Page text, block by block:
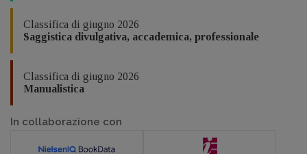
Classifica di giugno 2026
Saggistica divulgativa, accademica, professionale
Classifica di giugno 2026
Manualistica
In collaborazione con